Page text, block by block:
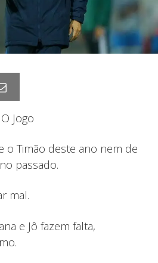
Jogo
o Timão deste ano nem de
passado.
mal.
e Jô fazem falta,